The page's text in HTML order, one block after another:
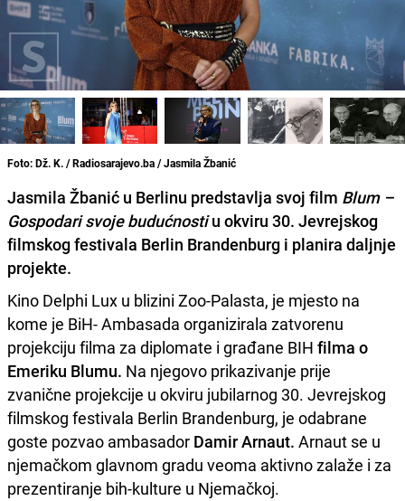
Foto: Dž. K. / Radiosarajevo.ba / Jasmila Žbanić
Jasmila Žbanić u Berlinu predstavlja svoj film Blum –
Gospodari svoje budućnostiu okviru 30. Jevrejskog
filmskog festivala Berlin Brandenburg i planira daljnje
projekte.
Kino Delphi Lux u blizini Zoo-Palasta, je mjesto na
kome je BiH- Ambasada organizirala zatvorenu
projekciju filma za diplomate i građane BIH filma o
Emeriku Blumu. Na njegovo prikazivanje prije
zvanične projekcije u okviru jubilarnog 30. Jevrejskog
filmskog festivala Berlin Brandenburg, je odabrane
goste pozvao ambasador Damir Arnaut. Arnaut se u
njemačkom glavnom gradu veoma aktivno zalaže i za
prezentiranje bih-kulture u Njemačkoj.